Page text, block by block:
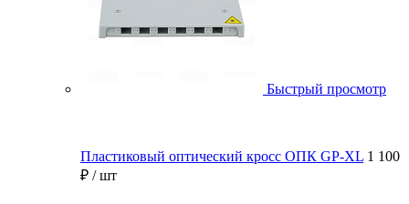
Быстрый просмотр
Пластиковый оптический кросс ОПК GP-XL 1 100
₽ / шт